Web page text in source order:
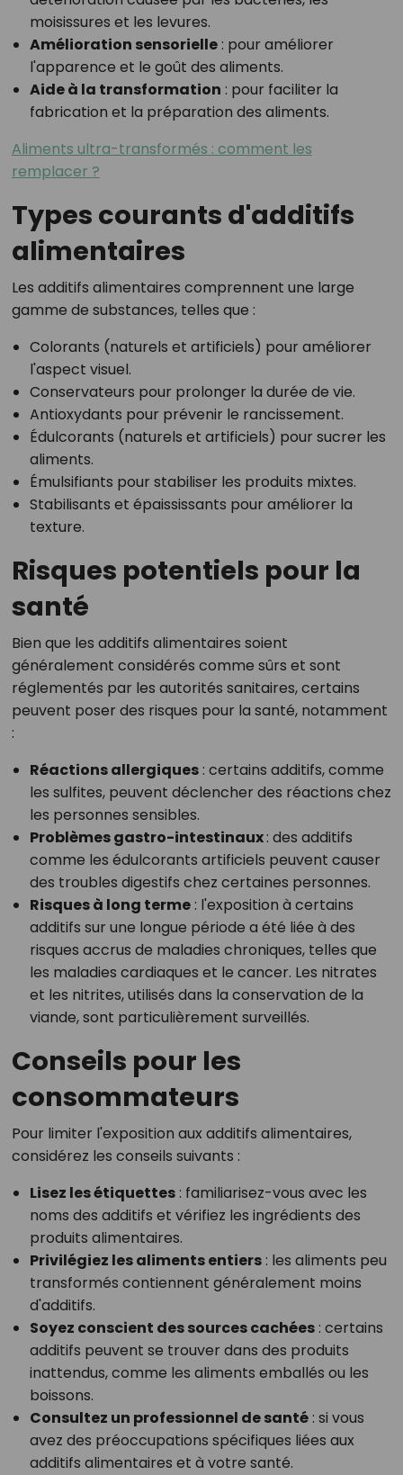
moisissures et les levures.
Amélioration sensorielle: pour améliorer
l'apparence et le goût des aliments.
Aide à la transformation : pour faciliter la
fabrication et la préparation des aliments.
Aliments ultra-transformés : comment les
remplacer ?
Types courants d'additifs
alimentaires
Les additifs alimentaires comprennent une large
gamme de substances, telles que :
Colorants (naturels et artificiels) pour améliorer
l'aspect visuel.
Conservateurs pour prolonger la durée de vie.
Antioxydants pour prévenir le rancissement.
Édulcorants (naturels et artificiels) pour sucrer les
aliments.
Émulsifiants pour stabiliser les produits mixtes.
Stabilisants et épaississants pour améliorer la
texture.
Risques potentiels pour la
santé
Bien que les additifs alimentaires soient
généralement considérés comme sûrs et sont
réglementés par les autorités sanitaires, certains
peuvent poser des risques pour la santé, notamment
:
Réactions allergiques: certains additifs, comme
les sulfites, peuvent déclencher des réactions chez
les personnes sensibles.
Problèmes gastro-intestinaux: des additifs
comme les édulcorants artificiels peuvent causer
des troubles digestifs chez certaines personnes.
Risques à long terme: l'exposition à certains
additifs sur une longue période a été liée à des
risques accrus de maladies chroniques, telles que
les maladies cardiaques et le cancer. Les nitrates
et les nitrites, utilisés dans la conservation de la
viande, sont particulièrement surveillés.
Conseils pour les
consommateurs
Pour limiter l'exposition aux additifs alimentaires,
considérez les conseils suivants :
Lisez les étiquettes: familiarisez-vous avec les
noms des additifs et vérifiez les ingrédients des
produits alimentaires.
Privilégiez les aliments entiers: les aliments peu
transformés contiennent généralement moins
d'additifs.
Soyez conscient des sources cachées: certains
additifs peuvent se trouver dans des produits
inattendus, comme les aliments emballés ou les
boissons.
Consultez un professionnel de santé: si vous
avez des préoccupations spécifiques liées aux
additifs alimentaires et à votre santé.